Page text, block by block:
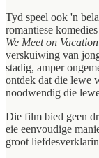
Tyd speel ook 'n
romantiese
We Meet on Vacation
verskuiwing van
stadig, amper
ontdek dat die lewe
noodwendig die
Die film bied geen
eie eenvoudige
groot